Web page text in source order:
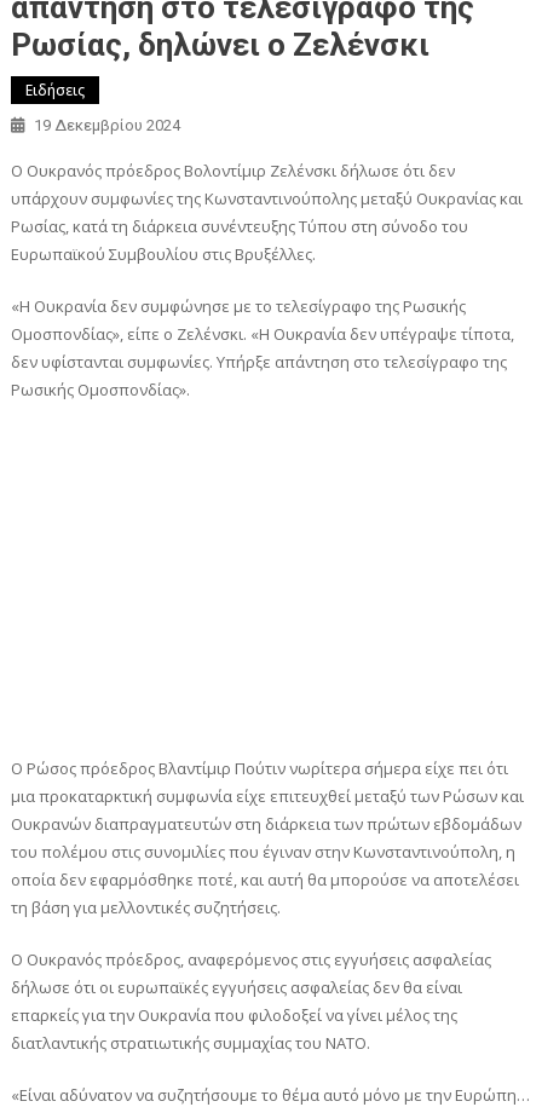
απάντηση στο τελεσίγραφο της
Ρωσίας, δηλώνει ο Ζελένσκι
Ειδήσεις
19 Δεκεμβρίου 2024
Ο Ουκρανός πρόεδρος Βολοντίμιρ Ζελένσκι δήλωσε ότι δεν
υπάρχουν συμφωνίες της Κωνσταντινούπολης μεταξύ Ουκρανίας και
Ρωσίας, κατά τη διάρκεια συνέντευξης Τύπου στη σύνοδο του
Ευρωπαϊκού Συμβουλίου στις Βρυξέλλες.
«Η Ουκρανία δεν συμφώνησε με το τελεσίγραφο της Ρωσικής
Ομοσπονδίας», είπε ο Ζελένσκι. «Η Ουκρανία δεν υπέγραψε τίποτα,
δεν υφίστανται συμφωνίες. Υπήρξε απάντηση στο τελεσίγραφο της
Ρωσικής Ομοσπονδίας».
Ο Ρώσος πρόεδρος Βλαντίμιρ Πούτιν νωρίτερα σήμερα είχε πει ότι
μια προκαταρκτική συμφωνία είχε επιτευχθεί μεταξύ των Ρώσων και
Ουκρανών διαπραγματευτών στη διάρκεια των πρώτων εβδομάδων
του πολέμου στις συνομιλίες που έγιναν στην Κωνσταντινούπολη, η
οποία δεν εφαρμόσθηκε ποτέ, και αυτή θα μπορούσε να αποτελέσει
τη βάση για μελλοντικές συζητήσεις.
Ο Ουκρανός πρόεδρος, αναφερόμενος στις εγγυήσεις ασφαλείας
δήλωσε ότι οι ευρωπαϊκές εγγυήσεις ασφαλείας δεν θα είναι
επαρκείς για την Ουκρανία που φιλοδοξεί να γίνει μέλος της
διατλαντικής στρατιωτικής συμμαχίας του ΝΑΤΟ.
«Είναι αδύνατον να συζητήσουμε το θέμα αυτό μόνο με την Ευρώπη…